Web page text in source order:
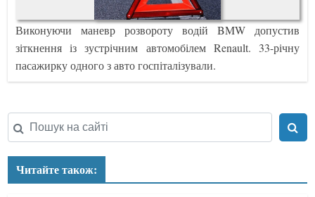
Виконуючи маневр розвороту водій BMW допустив
зіткнення із зустрічним автомобілем Renault. 33-річну
пасажирку одного з авто госпіталізували.
Читайте також: